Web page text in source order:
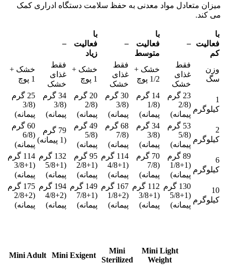
میزان متعادل مواد معدنی به حفظ سلامت دستگاه ادراری کمک
می کند.
با
فعالیت
کم
–
با
فعالیت
متوسط
–
با
فعالیت
زیاد
–
وزن
سگ
فقط
غذای
خشک
خشک +
1/2 پوچ
فقط
غذای
خشک
خشک +
1 پوچ
فقط
غذای
خشک
خشک +
1 پوچ
1
کیلوگرم
23 گرم
(2/8
پیمانه)
14 گرم
(1/8
پیمانه)
30 گرم
(3/8
پیمانه)
20 گرم
(2/8
پیمانه)
34 گرم
(3/8
پیمانه)
25 گرم
(3/8
پیمانه)
2
کیلوگرم
53 گرم
(5/8
پیمانه)
34 گرم
(3/8
پیمانه)
68 گرم
(7/8
پیمانه)
49 گرم
(5/8
پیمانه)
79 گرم
(1 پیمانه)
60 گرم
(6/8
پیمانه)
6
کیلوگرم
89 گرم
(1+1/8
پیمانه)
70 گرم
(7/8
پیمانه)
114 گرم
(1+4/8
پیمانه)
95 گرم
(1+2/8
پیمانه)
132 گرم
(1+5/8
پیمانه)
114 گرم
(1+3/8
پیمانه)
10
کیلوگرم
130 گرم
(1+5/8
پیمانه)
112 گرم
(1+3/8
پیمانه)
167 گرم
(2+1/8
پیمانه)
149 گرم
(1+7/8
پیمانه)
194 گرم
(2+4/8
پیمانه)
175 گرم
(2+2/8
پیمانه)
Mini Light
Weight
Mini
Sterilized
Mini Exigent
Mini Adult